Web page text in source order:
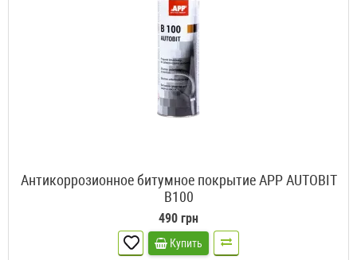
Антикоррозионное битумное покрытие APP AUTOBIT
B100
490 грн
Купить